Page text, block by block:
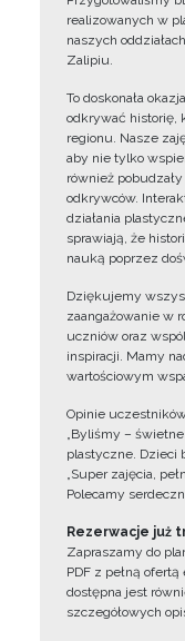
realizowanych w
naszych
Zalipiu.
To doskonała
odkrywać historię,
regionu. Nasze
aby nie tylko
również
odkrywców.
działania
sprawiają, że
nauką poprzez
Dziękujemy
zaangażowanie w
uczniów oraz
inspiracji. Mamy
wartościowym
Opinie
„Byliśmy –
plastyczne. Dzieci
„Super zajęcia,
Polecamy
Rezerwacje już
Zapraszamy do
PDF z pełną
dostępna jest
szczegółowych